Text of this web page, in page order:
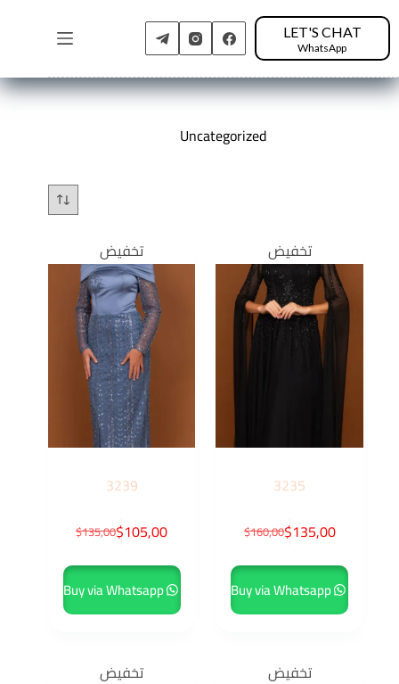
LET'S CHAT
WhatsApp
Uncategorized
تخفيض
3235
$160,00$135,00
Buy via Whatsapp
تخفيض
3239
$135,00$105,00
Buy via Whatsapp
تخفيض تخفيض